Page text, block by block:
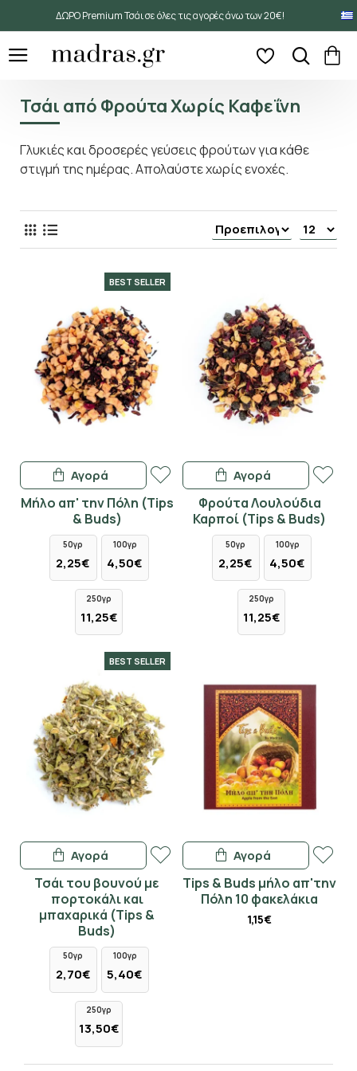
ΔΩΡΟ Premium Τσάι σε όλες τις αγορές άνω των 20€!
Τσάι από Φρούτα Χωρίς Καφεΐνη
Γλυκιές και δροσερές γεύσεις φρούτων για κάθε
στιγμή της ημέρας. Απολαύστε χωρίς ενοχές.
BEST SELLER
Μήλο απ' την Πόλη (Tips
& Buds)
50γρ
2,25€
100γρ
4,50€
250γρ
11,25€
Αγορά
Φρούτα Λουλούδια
Καρποί (Tips & Buds)
50γρ
2,25€
100γρ
4,50€
250γρ
11,25€
Αγορά
BEST SELLER
Τσάι του βουνού με
πορτοκάλι και
μπαχαρικά (Tips &
Buds)
50γρ
2,70€
100γρ
5,40€
250γρ
13,50€
Αγορά
Tips & Buds μήλο απ'την
Πόλη 10 φακελάκια
1,15€
Αγορά